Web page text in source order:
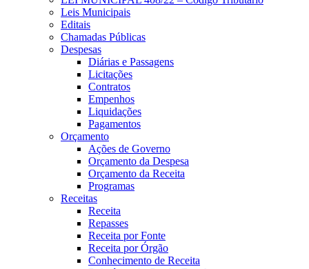
Leis Municipais
Editais
Chamadas Públicas
Despesas
Diárias e Passagens
Licitações
Contratos
Empenhos
Liquidações
Pagamentos
Orçamento
Ações de Governo
Orçamento da Despesa
Orçamento da Receita
Programas
Receitas
Receita
Repasses
Receita por Fonte
Receita por Órgão
Conhecimento de Receita